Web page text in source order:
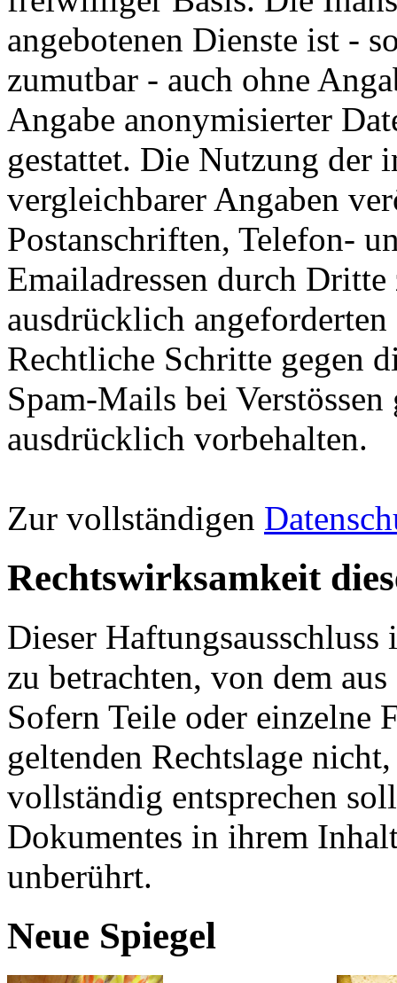
angebotenen Dienste ist -
zumutbar - auch ohne
Angabe anonymisierter
gestattet. Die Nutzung der
vergleichbarer Angaben
Postanschriften, Telefon-
Emailadressen durch
ausdrücklich
Rechtliche Schritte gegen
Spam-Mails bei
ausdrücklich vorbehalten.
Zur vollständigen
Rechtswirksamkeit
Dieser Haftungsausschluss
zu betrachten, von dem
Sofern Teile oder einzelne
geltenden Rechtslage
vollständig entsprechen
Dokumentes in ihrem
unberührt.
Neue Spiegel